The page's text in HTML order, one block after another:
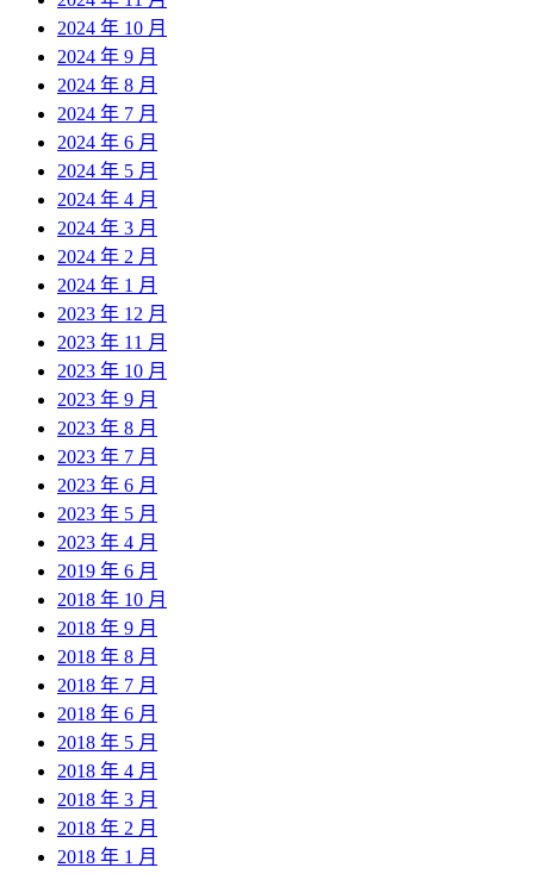
2024 年 10 月
2024 年 9 月
2024 年 8 月
2024 年 7 月
2024 年 6 月
2024 年 5 月
2024 年 4 月
2024 年 3 月
2024 年 2 月
2024 年 1 月
2023 年 12 月
2023 年 11 月
2023 年 10 月
2023 年 9 月
2023 年 8 月
2023 年 7 月
2023 年 6 月
2023 年 5 月
2023 年 4 月
2019 年 6 月
2018 年 10 月
2018 年 9 月
2018 年 8 月
2018 年 7 月
2018 年 6 月
2018 年 5 月
2018 年 4 月
2018 年 3 月
2018 年 2 月
2018 年 1 月